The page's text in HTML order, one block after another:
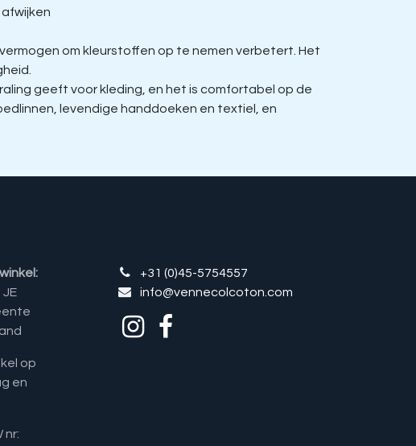
om kleurstoffen op te nemen verbetert. Het
geeft voor kleding, en het is comfortabel op de
levendige handdoeken en textiel, en
op
en
nr:
+31 (0)45-5754557
info@vennecolcoton.com